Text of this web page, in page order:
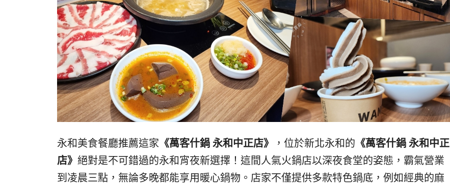
永和美食餐廳推薦這家 《萬客什鍋 永和中正店》 ，位於新北永和的 《萬客什鍋 永和中正
店》 絕對是不可錯過的永和宵夜新選擇！這間人氣火鍋店以深夜食堂的姿態，霸氣營業
到凌晨三點，無論多晚都能享用暖心鍋物。店家不僅提供多款特色鍋底，例如經典的麻